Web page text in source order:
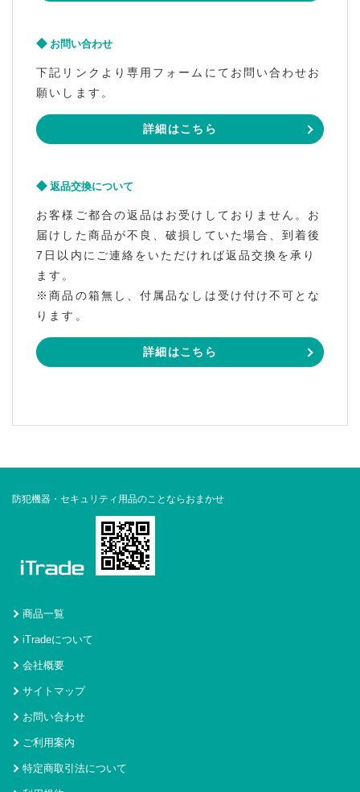
お問い合わせ
下記リンクより専用フォームにてお問い合わせお
願いします。
詳細はこちら
返品交換について
お客様ご都合の返品はお受けしておりません。お
届けした商品が不良、破損していた場合、到着後
7日以内にご連絡をいただければ返品交換を承り
ます。
※商品の箱無し、付属品なしは受け付け不可とな
ります。
詳細はこちら
防犯機器・セキュリティ用品のことならおまかせ
商品一覧
iTradeについて
会社概要
サイトマップ
お問い合わせ
ご利用案内
特定商取引法について